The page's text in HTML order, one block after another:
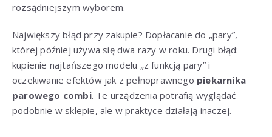
rozsądniejszym wyborem.
Największy błąd przy zakupie? Dopłacanie do „pary”,
której później używa się dwa razy w roku. Drugi błąd:
kupienie najtańszego modelu „z funkcją pary” i
oczekiwanie efektów jak z pełnoprawnego piekarnika
parowego combi. Te urządzenia potrafią wyglądać
podobnie w sklepie, ale w praktyce działają inaczej.